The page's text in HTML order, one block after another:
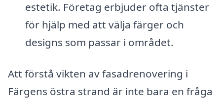
estetik. Företag erbjuder ofta tjänster
för hjälp med att välja färger och
designs som passar i området.
Att förstå vikten av fasadrenovering i
Färgens östra strand är inte bara en fråga